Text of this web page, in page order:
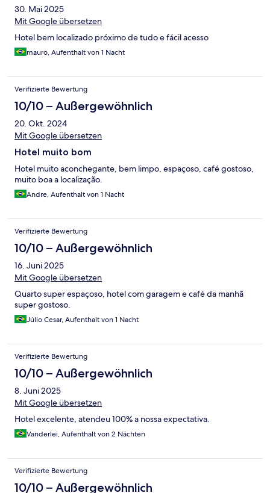
30. Mai 2025
Mit Google übersetzen
Hotel bem localizado próximo de tudo e fácil acesso
mauro, Aufenthalt von 1 Nacht
Verifizierte Bewertung
10/10 – Außergewöhnlich
20. Okt. 2024
Mit Google übersetzen
Hotel muito bom
Hotel muito aconchegante, bem limpo, espaçoso, café gostoso,
muito boa a localização.
Andre, Aufenthalt von 1 Nacht
Verifizierte Bewertung
10/10 – Außergewöhnlich
16. Juni 2025
Mit Google übersetzen
Quarto super espaçoso, hotel com garagem e café da manhã
super gostoso.
Júlio Cesar, Aufenthalt von 1 Nacht
Verifizierte Bewertung
10/10 – Außergewöhnlich
8. Juni 2025
Mit Google übersetzen
Hotel excelente, atendeu 100% a nossa expectativa.
Vanderlei, Aufenthalt von 2 Nächten
Verifizierte Bewertung
10/10 – Außergewöhnlich